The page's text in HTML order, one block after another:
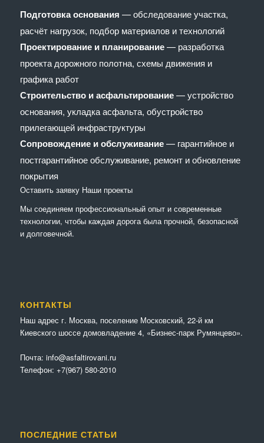
Подготовка основания — обследование участка,
расчёт нагрузок, подбор материалов и технологий
Проектирование и планирование— разработка
проекта дорожного полотна, схемы движения и
графика работ
Строительство и асфальтирование— устройство
основания, укладка асфальта, обустройство
прилегающей инфраструктуры
Сопровождение и обслуживание— гарантийное и
постгарантийное обслуживание, ремонт и обновление
покрытия
Оставить заявку Наши проекты
Мы соединяем профессиональный опыт и современные
технологии, чтобы каждая дорога была прочной, безопасной
и долговечной.
КОНТАКТЫ
Наш адрес г. Москва, поселение Московский, 22-й км
Киевского шоссе домовладение 4, «Бизнес-парк Румянцево».
Почта: info@asfaltirovani.ru
Телефон: +7(967) 580-2010
ПОСЛЕДНИЕ СТАТЬИ